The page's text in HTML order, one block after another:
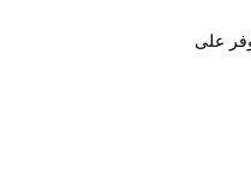
على